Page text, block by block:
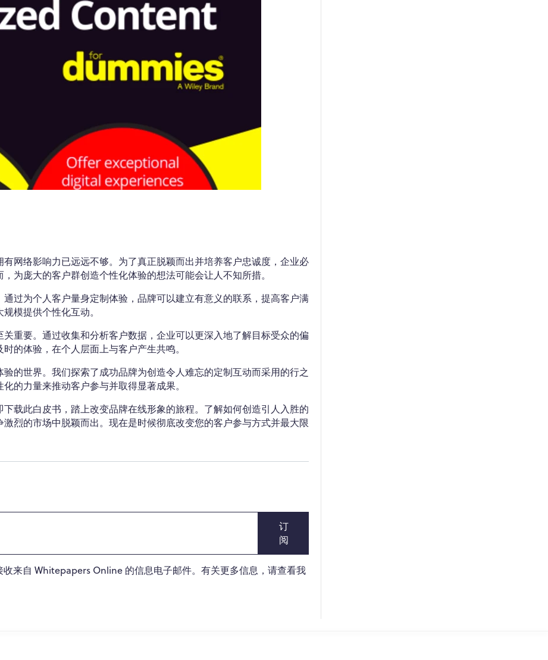
网络影响力已远远不够。为了真正脱颖而出并培养客户忠诚度，企业必
为庞大的客户群创造个性化体验的想法可能会让人不知所措。
过为个人客户量身定制体验，品牌可以建立有意义的联系，提高客户满
模提供个性化互动。
重要。通过收集和分析客户数据，企业可以更深入地了解目标受众的偏
的体验，在个人层面上与客户产生共鸣。
的世界。我们探索了成功品牌为创造令人难忘的定制互动而采用的行之
的力量来推动客户参与并取得显著成果。
载此白皮书，踏上改变品牌在线形象的旅程。了解如何创造引人入胜的
烈的市场中脱颖而出。现在是时候彻底改变您的客户参与方式并最大限
订
阅
来自 Whitepapers Online 的信息电子邮件。有关更多信息，请查看我